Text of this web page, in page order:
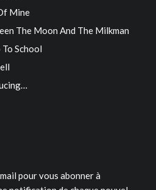
Mine
The Moon And The Milkman
School
pour vous abonner à